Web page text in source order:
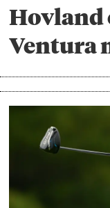
Hovland
Ventura